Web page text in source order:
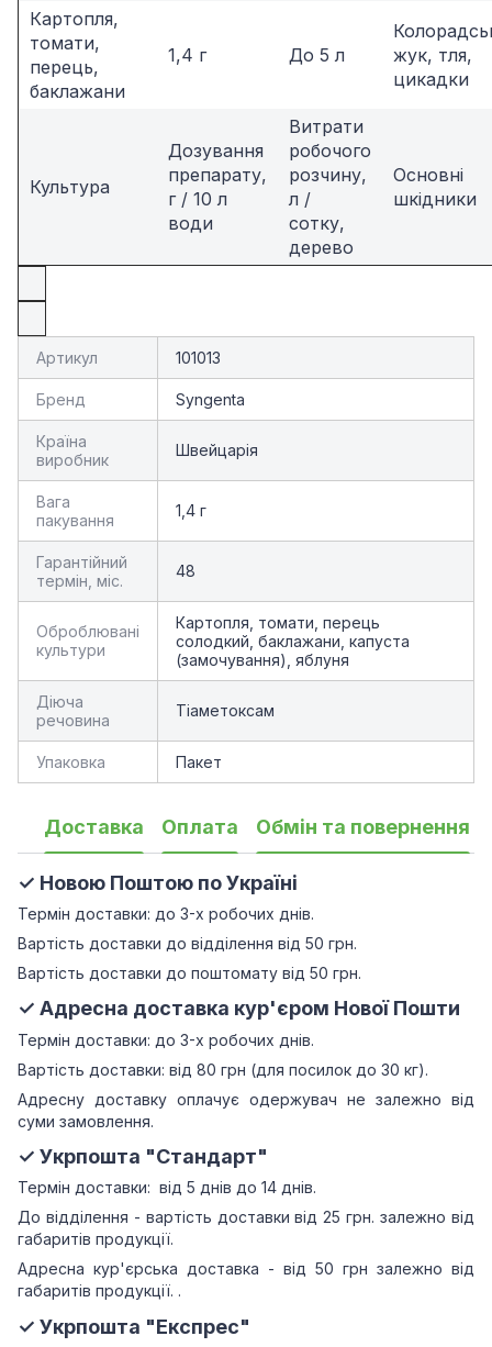
Картопля,
томати,
перець,
баклажани
1,4 г До 5 л
жук, тля,
цикадки
Культура
Дозування
препарату,
г / 10 л
води
Витрати
робочого
розчину,
л /
сотку,
дерево
Основні
шкідники
Артикул 101013
Бренд Syngenta
Країна
виробник
Швейцарія
Вага
пакування
1,4 г
Гарантійний
термін, міс.
48
Оброблювані
культури
Картопля, томати, перець
солодкий, баклажани, капуста
(замочування), яблуня
Діюча
речовина
Тіаметоксам
Упаковка Пакет
Доставка Оплата Обмін та повернення
✓ Новою Поштою по Україні
Термін доставки: до 3-х робочих днів.
Вартість доставки до відділення від 50 грн.
Вартість доставки до поштомату від 50 грн.
✓ Адресна доставка кур'єром Нової Пошти
Термін доставки: до 3-х робочих днів.
Вартість доставки: від 80 грн (для посилок до 30 кг).
Адресну доставку оплачує одержувач не залежно від
суми замовлення.
✓ Укрпошта "Стандарт"
Термін доставки: від 5 днів до 14 днів.
До відділення - вартість доставки від 25 грн.залежно від
габаритів продукції.
Адресна кур'єрська доставка - від 50 грн залежно від
габаритів продукції. .
✓ Укрпошта "Експрес"